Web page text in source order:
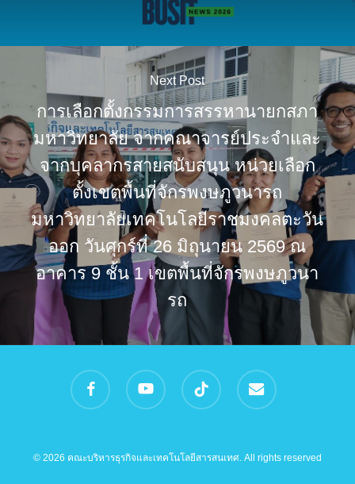
Next Post
การเลือกตั้งกรรมการสรรหานายกสภา
มหาวิทยาลัย จากคณาจารย์ประจำและ
จากบุคลากรสายสนับสนุน หน่วยเลือก
ตั้งเขตพื้นที่จักรพงษภูวนารถ
มหาวิทยาลัยเทคโนโลยีราชมงคลตะวัน
ออก วันศุกร์ที่ 26 มิถุนายน 2569 ณ
อาคาร 9 ชั้น 1 เขตพื้นที่จักรพงษภูวนา
รถ
facebook youtube tiktok email
© 2026 คณะบริหารธุรกิจและเทคโนโลยีสารสนเทศ. All rights reserved